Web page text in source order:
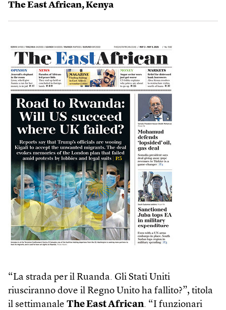
The East African,Kenya
“La strada per il Ruanda. Gli Stati Uniti
riusciranno dove il Regno Unito ha fallito?”, titola
il settimanale The East African. “I funzionari